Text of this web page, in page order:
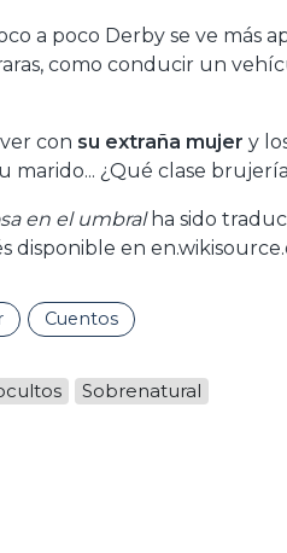
a poco Derby se ve más
como conducir un
con su extraña mujer y
marido... ¿Qué clase
en el umbralha sido
disponible en
Cuentos
Sobrenatural